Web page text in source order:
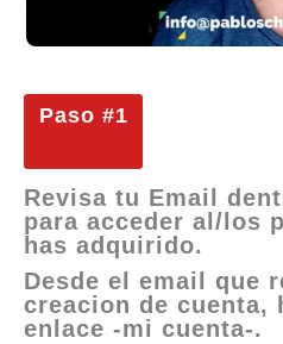
Paso #1
Revisa tu Email
para acceder al/los
has adquirido.
Desde el email que
creacion de cuenta,
enlace -mi cuenta-.